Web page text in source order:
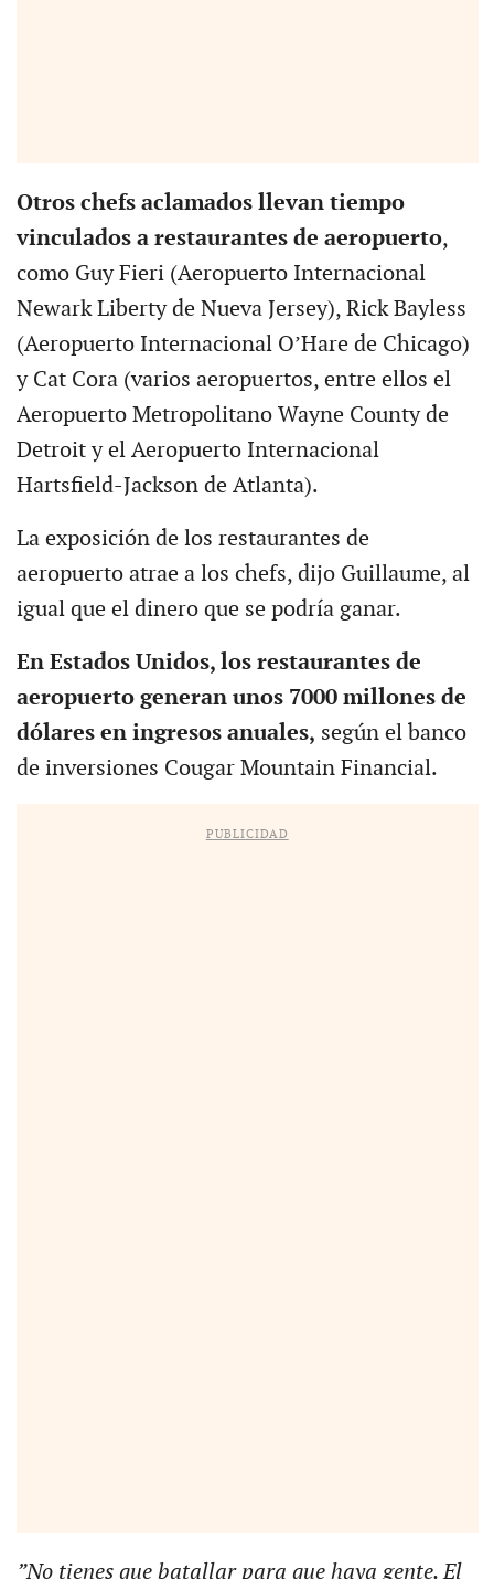
Otros chefs aclamados llevan tiempo
vinculados a restaurantes de aeropuerto,
como Guy Fieri (Aeropuerto Internacional
Newark Liberty de Nueva Jersey), Rick Bayless
(Aeropuerto Internacional O’Hare de Chicago)
y Cat Cora (varios aeropuertos, entre ellos el
Aeropuerto Metropolitano Wayne County de
Detroit y el Aeropuerto Internacional
Hartsfield-Jackson de Atlanta).
La exposición de los restaurantes de
aeropuerto atrae a los chefs, dijo Guillaume, al
igual que el dinero que se podría ganar.
En Estados Unidos, los restaurantes de
aeropuerto generan unos 7000 millones de
dólares en ingresos anuales, según el banco
de inversiones Cougar Mountain Financial.
PUBLICIDAD
”No tienes que batallar para que haya gente. El